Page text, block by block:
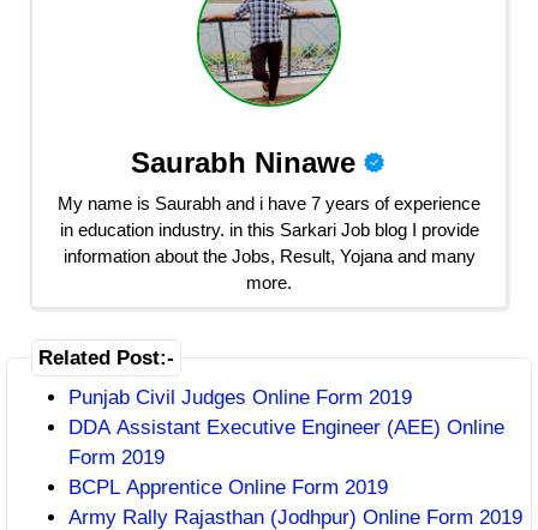
Saurabh Ninawe
My name is Saurabh and i have 7 years of experience
in education industry. in this Sarkari Job blog I provide
information about the Jobs, Result, Yojana and many
more.
Related Post:-
Punjab Civil Judges Online Form 2019
DDA Assistant Executive Engineer (AEE) Online
Form 2019
BCPL Apprentice Online Form 2019
Army Rally Rajasthan (Jodhpur) Online Form 2019